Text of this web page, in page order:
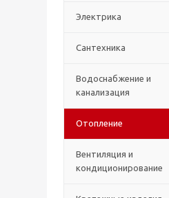
Электрика
Сантехника
Водоснабжение и
канализация
Отопление
Вентиляция и
кондиционирование